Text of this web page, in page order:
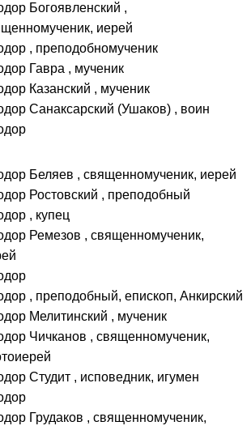
Богоявленский ,
иерей
, преподобномученик
Гавра , мученик
Казанский , мученик
Санаксарский (Ушаков) , воин
Беляев , священномученик, иерей
Ростовский , преподобный
, купец
Ремезов , священномученик,
, преподобный, епископ, Анкирский
Мелитинский , мученик
Чичканов , священномученик,
Студит , исповедник, игумен
Грудаков , священномученик,